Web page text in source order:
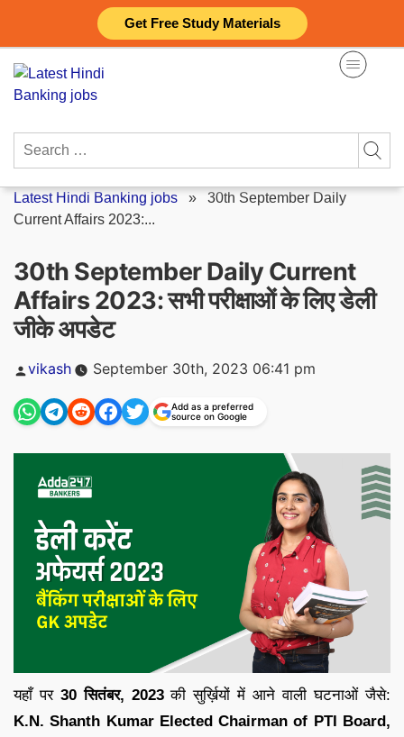
Get Free Study Materials
content
Search
Latest Hindi Banking jobs » 30th September Daily
Current Affairs 2023:...
30th September Daily Current
Affairs 2023: सभी परीक्षाओं के लिए डेली
जीके अपडेट
Posted
vikash September 30th, 2023 06:41 pm
Add as a preferred
source on Google
यहाँ पर30 सितंबर, 2023 की सुर्ख़ियों में आने वाली घटनाओं जैसे:
K.N. Shanth Kumar Elected Chairman of PTI Board,